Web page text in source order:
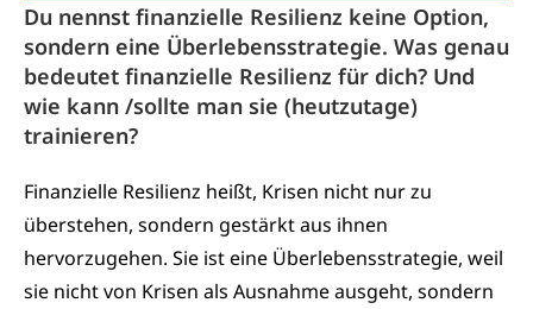
Du nennst finanzielle Resilienz keine Option,
sondern eine Überlebensstrategie. Was genau
bedeutet finanzielle Resilienz für dich? Und
wie kann /sollte man sie (heutzutage)
trainieren?
Finanzielle Resilienz heißt, Krisen nicht nur zu
überstehen, sondern gestärkt aus ihnen
hervorzugehen. Sie ist eine Überlebensstrategie, weil
sie nicht von Krisen als Ausnahme ausgeht, sondern